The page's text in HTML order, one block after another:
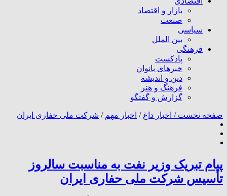
بازار و اقتصاد
صنعت
سیاسی
بین الملل
فرهنگی
پادکست
خبرهای بانوان
دین و اندیشه
فرهنگ و هنر
گزارش و گفتگو
صفحه نخست / اخبار داغ / اخبار مهم / شرکت ملی حفاری ایران
پیام تبریک وزیر نفت به مناسبت سالروز
تأسیس شرکت ملی حفاری ایران